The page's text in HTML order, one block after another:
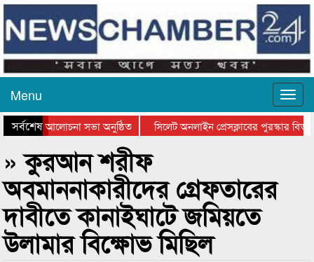
Menu
সর্বশেষ
দিবসের আলোচনা সভা অনুষ্ঠিত
সিলেট অনলাইন প্রেসক্লাবের পুরস্কার
» কুরআন শরীফ
অবমাননাকারীদের গ্রেফতারের
দাবীতে কানাইঘাটে জমিয়তে
উলামার বিক্ষোভ মিছিল